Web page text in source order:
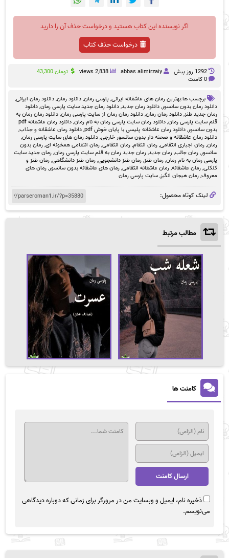
اگر نویسنده این کتاب هستید و درخواست حذف آن را دارید
درخواست حذف کتاب
1292 روز پيش abbas alimirzaiy
2,838 views تومان43,300
0 کامنت
برچسب ها:بهترین رمان های عاشقانه ایرانی, پارسی رمان,دانلود رمان,دانلود رمان ایرانی,
دانلود رمان بدون سانسور,دانلود رمان جدید,دانلود رمان جدید سایت پارسی رمان,دانلود
رمان جدید طنز,دانلود رمان رمان,دانلود رمان رمان از سایت پارسی رمان,دانلود رمان رمان به
قلم سایت پارسی رمان,دانلود رمان سایت پارسی رمان به نام رمان,
دانلود رمان عاشقانه pdf
بدون سانسور,دانلود رمان عاشقانه پلیسی با پایان خوش pdf ,دانلود رمان عاشقانه و جذاب,
دانلود رمان عاشقانه و صحنه دار بدون سانسور خارجی,دانلود رمان های سایت پارسی رمان,
رمان,رمان اجباری انتقامی,رمان انتقام,رمان انتقامی,رمان انتقامی همخونه ای,رمان بدون
سانسور,رمان جالب,رمان جدید,رمان جدید رمان به قلم سایت پارسی رمان,رمان جدید سایت
پارسی رمان به نام رمان,رمان طنز,رمان طنز دانشجویی,رمان طنز دانشگاهی,رمان طنز و
کلکلی,رمان عاشقانه,رمان عاشقانه انتقامی,رمان های عاشقانه بدون سانسور,رمان های
معروف,رمان هیجان انگیز,سایت پارسی رمان
لینک کوتاه محصول:
مطالب مرتبط
کامنت ها
ذخیره نام، ایمیل و وبسایت من در مرورگر برای زمانی که دوباره دیدگاهی
می‌نویسم.